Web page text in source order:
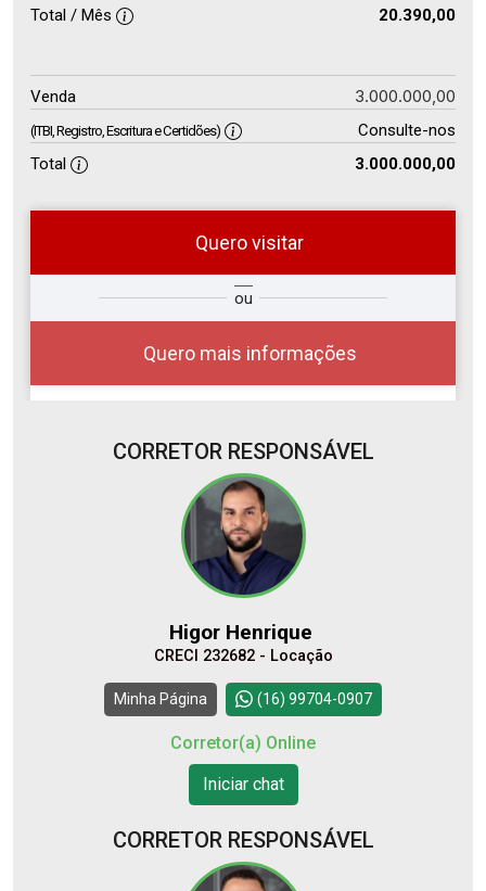
Total / Mês 20.390,00
Venda 3.000.000,00
(ITBI, Registro, Escritura e Certidões)
Consulte-nos
Total
3.000.000,00
Quero visitar
ou
Quero mais informações
Deseja
Comprar
ou
Alugar
?
Alugar
Continuar
CORRETOR RESPONSÁVEL
Higor Henrique
CRECI 232682 - Locação
Minha Página (16) 99704-0907
Corretor(a) Online
Iniciar chat
CORRETOR RESPONSÁVEL